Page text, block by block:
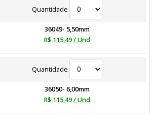
Quantidade
36049- 5,50mm
R$ 115,49/ Und
Quantidade
36050- 6,00mm
R$ 115,49/ Und